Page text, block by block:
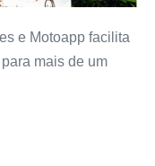
e Motoapp facilita
mais de um